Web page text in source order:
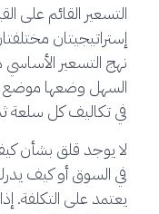
التسعير القائم على
إستراتيجيتان
نهج التسعير
السهل وضعها موضع
في تكاليف كل سلعة
لا يوجد قلق بشأن
في السوق أو كيف
يعتمد على التكلفة.